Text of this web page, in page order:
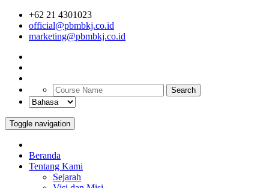
+62 21 4301023
official@pbmbkj.co.id
marketing@pbmbkj.co.id
Search
Toggle navigation
Beranda
Tentang Kami
Sejarah